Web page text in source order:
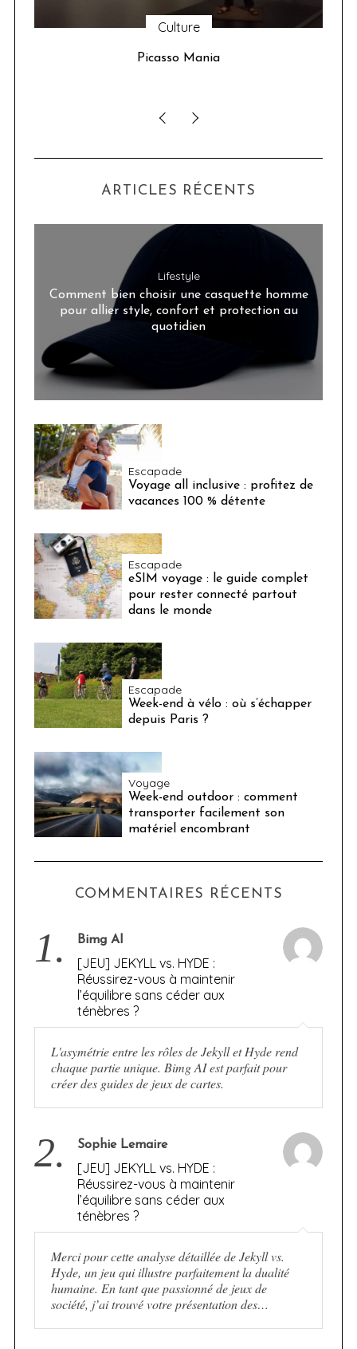
Culture
Picasso Mania
ARTICLES RÉCENTS
Lifestyle
Comment bien choisir une casquette homme
pour allier style, confort et protection au
quotidien
Escapade
Voyage all inclusive : profitez de
vacances 100 % détente
Escapade
eSIM voyage : le guide complet
pour rester connecté partout
dans le monde
Escapade
Week-end à vélo : où s’échapper
depuis Paris ?
Voyage
Week-end outdoor : comment
transporter facilement son
matériel encombrant
COMMENTAIRES RÉCENTS
1. Bimg AI
[JEU] JEKYLL vs. HYDE :
Réussirez-vous à maintenir
l’équilibre sans céder aux
ténèbres ?
L'asymétrie entre les rôles de Jekyll et Hyde rend
chaque partie unique. Bimg AI est parfait pour
créer des guides de jeux de cartes.
2. Sophie Lemaire
[JEU] JEKYLL vs. HYDE :
Réussirez-vous à maintenir
l’équilibre sans céder aux
ténèbres ?
Merci pour cette analyse détaillée de Jekyll vs.
Hyde, un jeu qui illustre parfaitement la dualité
humaine. En tant que passionné de jeux de
société, j’ai trouvé votre présentation des…